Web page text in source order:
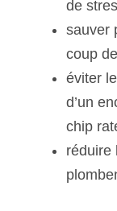
de
sauver
coup
éviter
d’un
chip
réduire